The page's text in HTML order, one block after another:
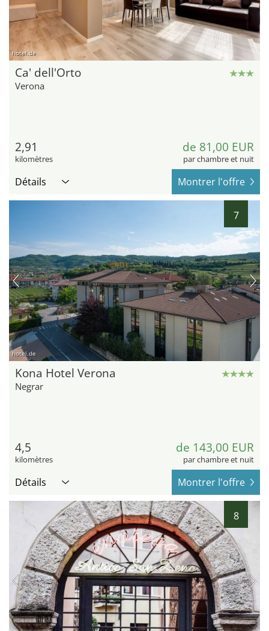
hotel.de
Ca' dell'Orto
Verona
2,91
kilomètres
de 81,00 EUR
par chambre et nuit
Détails Montrer l'offre
7
hotel.de
Kona Hotel Verona
Negrar
4,5
kilomètres
de 143,00 EUR
par chambre et nuit
Détails Montrer l'offre
8